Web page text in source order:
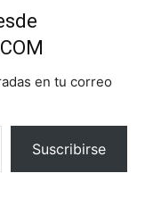
en tu correo
Suscribirse